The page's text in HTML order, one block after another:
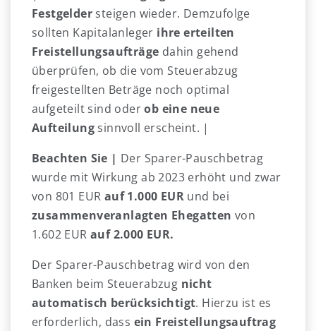
Festgelder steigen wieder. Demzufolge
sollten Kapitalanleger ihre erteilten
Freistellungsaufträge dahin gehend
überprüfen, ob die vom Steuerabzug
freigestellten Beträge noch optimal
aufgeteilt sind oderob eine neue
Aufteilung sinnvoll erscheint. |
Beachten Sie | Der Sparer-Pauschbetrag
wurde mit Wirkung ab 2023 erhöht und zwar
von 801 EUR auf 1.000 EUR und bei
zusammenveranlagten Ehegatten von
1.602 EURauf 2.000 EUR.
Der Sparer-Pauschbetrag wird von den
Banken beim Steuerabzug nicht
automatisch berücksichtigt. Hierzu ist es
erforderlich, dass ein Freistellungsauftrag